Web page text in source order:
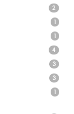
2
1
1
4
3
3
1